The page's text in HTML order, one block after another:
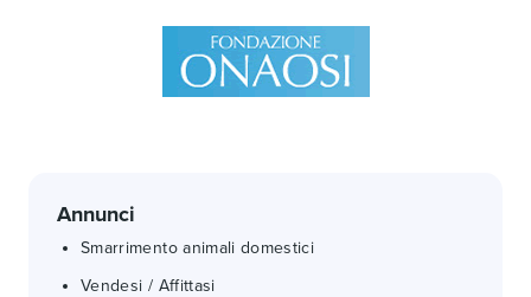
Annunci
Smarrimento animali domestici
Vendesi / Affittasi